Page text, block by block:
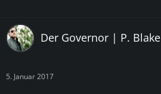
Der Governor | P. Blake
5. Januar 2017